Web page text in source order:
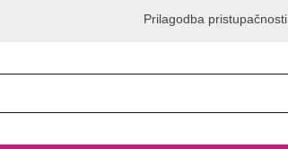
Prilagodba pristupačnosti